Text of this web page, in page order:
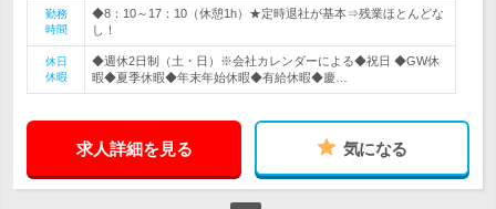
勤務
時間
◆8：10～17：10（休憩1h）★定時退社が基本⇒残業ほとんどな
し！
休日
休暇
◆週休2日制（土・日）※会社カレンダーによる◆祝日 ◆GW休
暇◆夏季休暇◆年末年始休暇◆有給休暇◆慶…
求人詳細を見る 気になる